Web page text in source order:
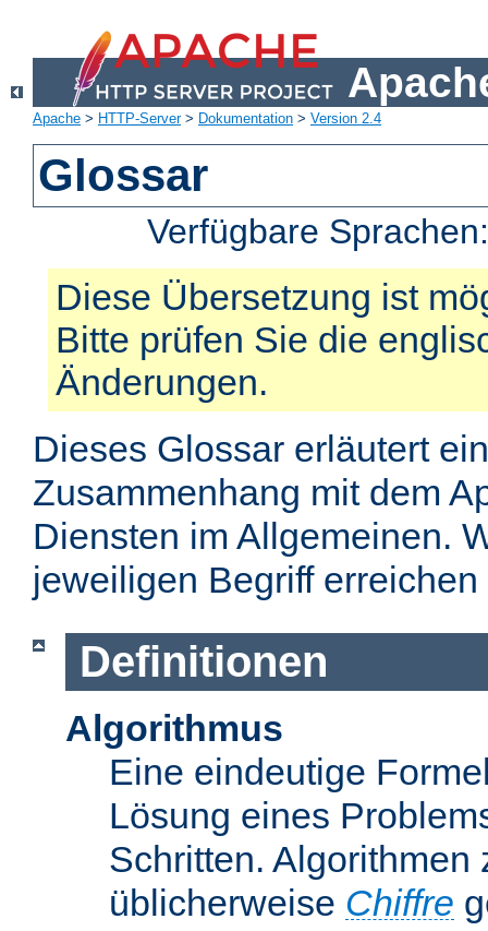
Apache > HTTP-Server> Dokumentation > Version 2.4
Glossar
Verfügbare
Diese Übersetzung ist
Bitte prüfen Sie die
Änderungen.
Dieses Glossar erläutert
Zusammenhang mit dem
Diensten im Allgemeinen.
jeweiligen Begriff
Definitionen
Algorithmus
Eine eindeutige
Lösung eines
Schritten.
üblicherweise Chiffre